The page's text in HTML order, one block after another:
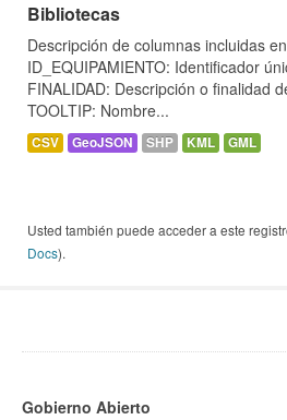
Bibliotecas
Descripción de columnas incluidas
ID_EQUIPAMIENTO: Identificador
FINALIDAD: Descripción o finalidad
TOOLTIP: Nombre...
CSV GeoJSON SHP KML GML
Usted también puede acceder a este
Docs).
Gobierno Abierto